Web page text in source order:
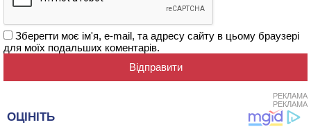
Зберегти моє ім'я, e-mail, та адресу сайту в цьому браузері
для моїх подальших коментарів.
РЕКЛАМА
РЕКЛАМА